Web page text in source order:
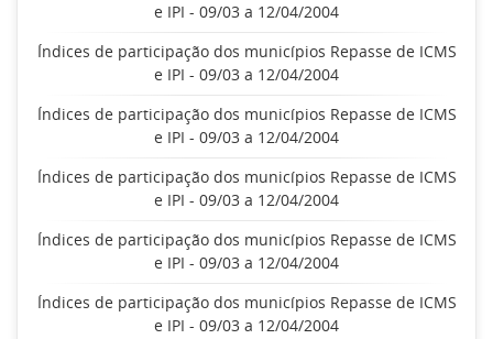
e IPI - 09/03 a 12/04/2004
Índices de participação dos municípios Repasse de ICMS
e IPI - 09/03 a 12/04/2004
Índices de participação dos municípios Repasse de ICMS
e IPI - 09/03 a 12/04/2004
Índices de participação dos municípios Repasse de ICMS
e IPI - 09/03 a 12/04/2004
Índices de participação dos municípios Repasse de ICMS
e IPI - 09/03 a 12/04/2004
Índices de participação dos municípios Repasse de ICMS
e IPI - 09/03 a 12/04/2004